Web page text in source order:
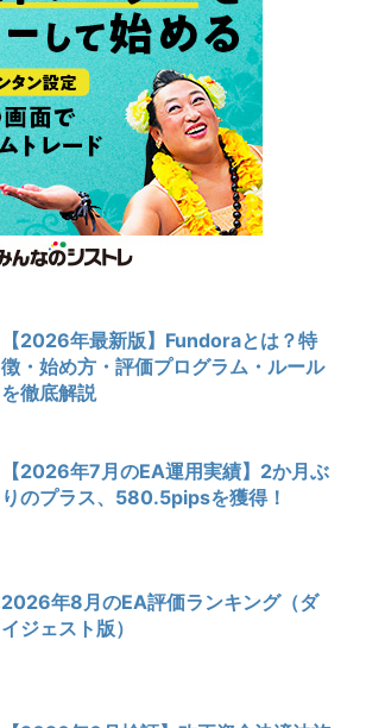
【2026年最新版】Fundoraとは？特
徴・始め方・評価プログラム・ルール
を徹底解説
【2026年7月のEA運用実績】2か月ぶ
りのプラス、580.5pipsを獲得！
2026年8月のEA評価ランキング（ダ
イジェスト版）